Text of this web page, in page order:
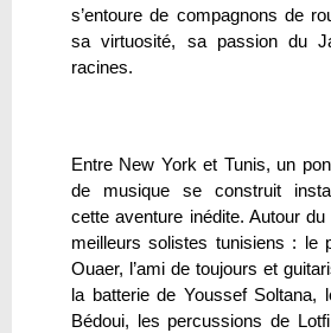
s’entoure de compagnons de
sa virtuosité, sa passion du
racines.
Entre New York et Tunis, un
de musique se construit
cette aventure inédite. Autour
meilleurs solistes tunisiens : le
Ouaer, l’ami de toujours et
la batterie de Youssef Soltana,
Bédoui, les percussions de